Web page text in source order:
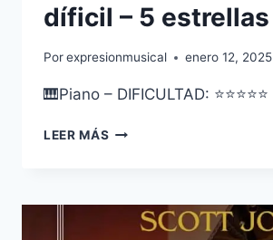
díficil – 5 estrellas
Porexpresionmusical enero 12, 2025
🎹Piano – DIFICULTAD: ⭐⭐⭐⭐⭐
LEER MÁS SCOTT
ENTERTAINER